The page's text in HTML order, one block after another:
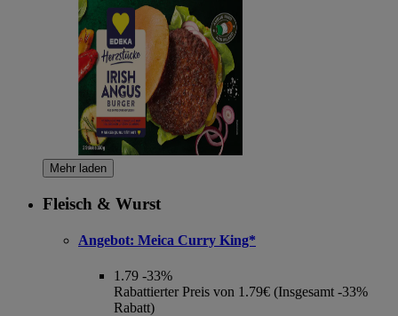
Mehr laden
Fleisch & Wurst
Angebot: Meica Curry King*
1.79 -33%
Rabattierter Preis von 1.79€ (Insgesamt -33%
Rabatt)